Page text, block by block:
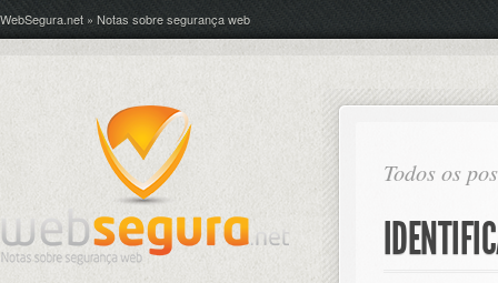
WebSegura.net » Notas sobre segurança web
Todos os